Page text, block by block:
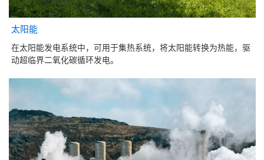
太阳能
在太阳能发电系统中，可用于集热系统，将太阳能转换为热能，驱
动超临界二氧化碳循环发电。